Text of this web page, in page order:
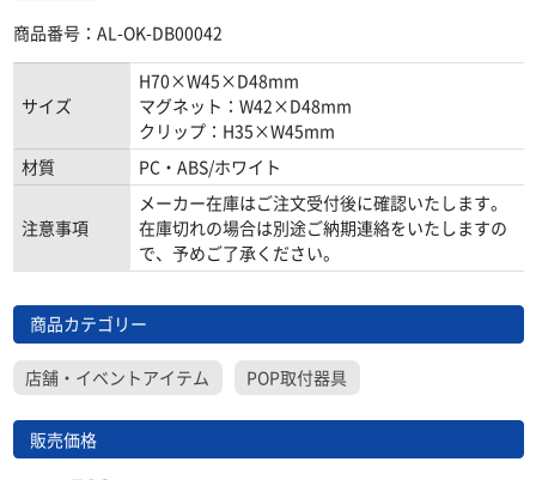
商品番号：AL-OK-DB00042
サイズ
H70×W45×D48mm
マグネット：W42×D48mm
クリップ：H35×W45mm
材質
PC・ABS/ホワイト
注意事項
メーカー在庫はご注文受付後に確認いたします。
在庫切れの場合は別途ご納期連絡をいたしますの
で、予めご了承ください。
商品カテゴリー
店舗・イベントアイテム POP取付器具
販売価格